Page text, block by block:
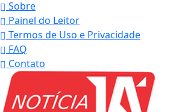
Sobre
Painel do Leitor
Termos de Uso e Privacidade
FAQ
Contato